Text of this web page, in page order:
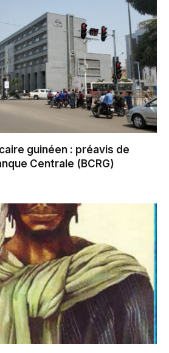
guinéen : préavis de
Centrale (BCRG)